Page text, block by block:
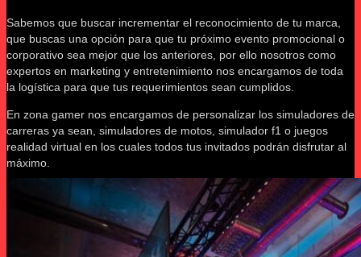
Sabemos que buscar incrementar el reconocimiento de tu marca,
que buscas una opción para que tu próximo evento promocional o
corporativo sea mejor que los anteriores, por ello nosotros como
expertos en marketing y entretenimiento nos encargamos de toda
la logística para que tus requerimientos sean cumplidos.
En zona gamer nos encargamos de personalizar los simuladores de
carreras ya sean, simuladores de motos, simulador f1 o juegos
realidad virtual en los cuales todos tus invitados podrán disfrutar al
máximo.